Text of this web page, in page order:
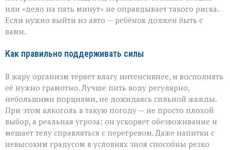
или «дело на пять минут» не оправдывает такого риска.
Если нужно выйти из авто — ребёнок должен быть с
вами.
Как правильно поддерживать силы
В жару организм теряет влагу интенсивнее, и восполнять
её нужно грамотно. Лучше пить воду регулярно,
небольшими порциями, не дожидаясь сильной жажды.
При этом алкоголь в такую погоду — не просто плохой
выбор, а реальная угроза: он ускоряет обезвоживание и
мешает телу справляться с перегревом. Даже напитки с
невысоким градусом в условиях зноя способны резко